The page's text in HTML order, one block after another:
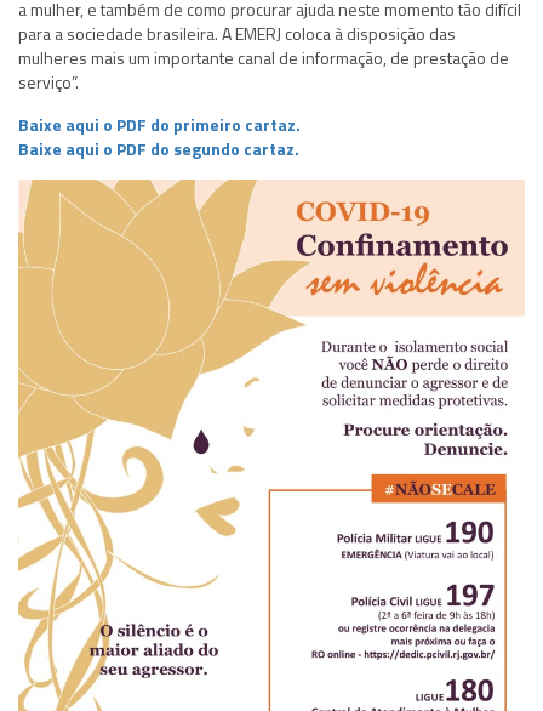
a mulher, e também de como procurar ajuda neste momento tão difícil
para a sociedade brasileira. A EMERJ coloca à disposição das
mulheres mais um importante canal de informação, de prestação de
serviço”.
Baixe aqui o PDF do primeiro cartaz.
Baixe aqui o PDF do segundo cartaz.